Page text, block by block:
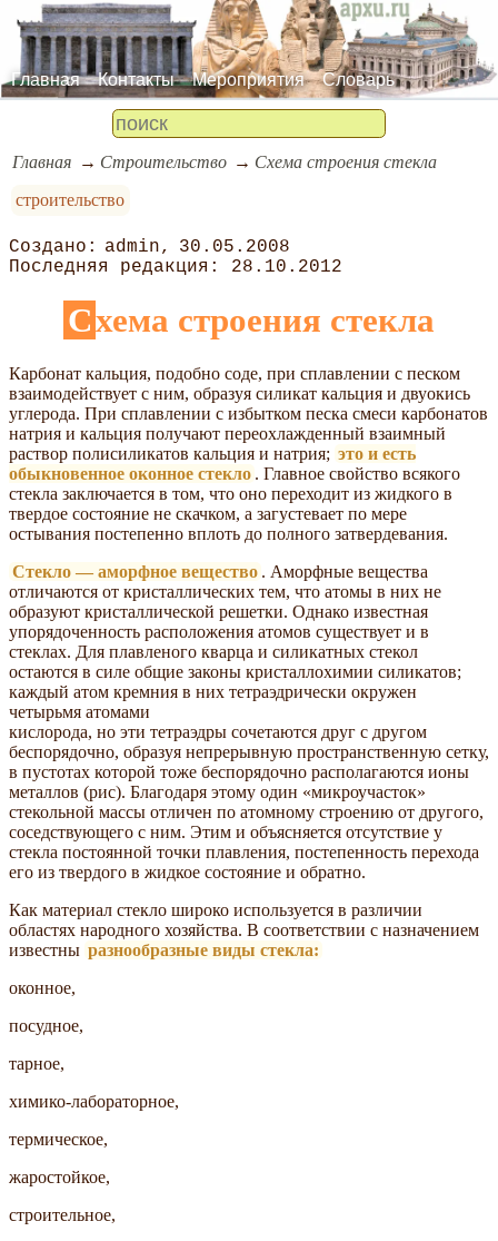
Главная Контакты Мероприятия Словарь
Главная Строительство
Схема строения стекла
строительство
admin
30.05.2008
28.10.2012
Схема строения стекла
Карбонат кальция, подобно соде, при сплавлении с песком
взаимодействует с ним, образуя силикат кальция и двуокись
углерода. При сплавлении с избытком песка смеси карбонатов
натрия и кальция получают переохлажденный взаимный
раствор полисиликатов кальция и натрия; это и есть
обыкновенное оконное стекло . Главное свойство всякого
стекла заключается в том, что оно переходит из жидкого в
твердое состояние не скачком, а загустевает по мере
остывания постепенно вплоть до полного затвердевания.
Стекло — аморфное вещество . Аморфные вещества
отличаются от кристаллических тем, что атомы в них не
образуют кристаллической решетки. Однако известная
упорядоченность расположения атомов существует и в
стеклах. Для плавленого кварца и силикатных стекол
остаются в силе общие законы кристаллохимии силикатов;
каждый атом кремния в них тетраэдрически окружен
четырьмя атомами
кислорода, но эти тетраэдры сочетаются друг с другом
беспорядочно, образуя непрерывную пространственную сетку,
в пустотах которой тоже беспорядочно располагаются ионы
металлов (рис). Благодаря этому один «микроучасток»
стекольной массы отличен по атомному строению от другого,
соседствующего с ним. Этим и объясняется отсутствие у
стекла постоянной точки плавления, постепенность перехода
его из твердого в жидкое состояние и обратно.
Как материал стекло широко используется в различии
областях народного хозяйства. В соответствии с назначением
известны разнообразные виды стекла:
оконное,
посудное,
тарное,
химико-лабораторное,
термическое,
жаростойкое,
строительное,